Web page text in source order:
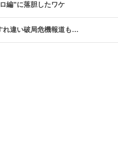
編”に落胆したワケ
れ違い破局危機報道も…